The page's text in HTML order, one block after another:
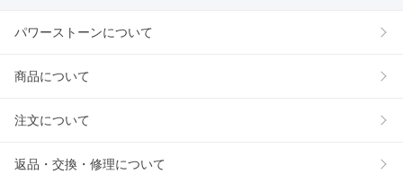
パワーストーンについて
商品について
注文について
返品・交換・修理について